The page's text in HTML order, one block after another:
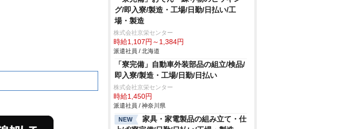
グ/即入寮/製造・工場/日勤/日払い/工
場・製造
株式会社京栄センター
時給1,107円～1,384円
派遣社員 / 北海道
「寮完備」自動車外装部品の組立/検品/
即入寮/製造・工場/日勤/日払い
株式会社京栄センター
時給1,450円
派遣社員 / 神奈川県
NEW
家具・家電製品の組み立て・仕